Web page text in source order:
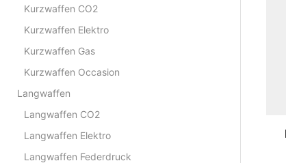
Kurzwaffen CO2
Kurzwaffen Elektro
Kurzwaffen Gas
Kurzwaffen Occasion
Langwaffen
Langwaffen CO2
Langwaffen Elektro
Langwaffen Federdruck